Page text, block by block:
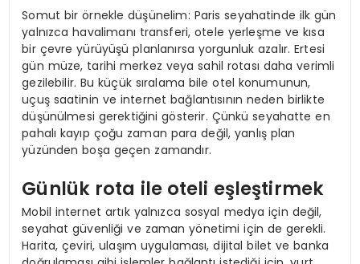
Somut bir örnekle düşünelim: Paris seyahatinde ilk gün
yalnızca havalimanı transferi, otele yerleşme ve kısa
bir çevre yürüyüşü planlanırsa yorgunluk azalır. Ertesi
gün müze, tarihi merkez veya sahil rotası daha verimli
gezilebilir. Bu küçük sıralama bile otel konumunun,
uçuş saatinin ve internet bağlantısının neden birlikte
düşünülmesi gerektiğini gösterir. Çünkü seyahatte en
pahalı kayıp çoğu zaman para değil, yanlış plan
yüzünden boşa geçen zamandır.
Günlük rota ile oteli eşleştirmek
Mobil internet artık yalnızca sosyal medya için değil,
seyahat güvenliği ve zaman yönetimi için de gerekli.
Harita, çeviri, ulaşım uygulaması, dijital bilet ve banka